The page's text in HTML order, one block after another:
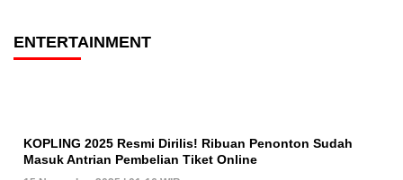
ENTERTAINMENT
KOPLING 2025 Resmi Dirilis! Ribuan Penonton Sudah
Masuk Antrian Pembelian Tiket Online